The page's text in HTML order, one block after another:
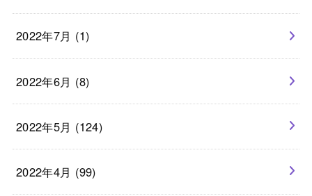
2022年7月 (1)
2022年6月 (8)
2022年5月 (124)
2022年4月 (99)